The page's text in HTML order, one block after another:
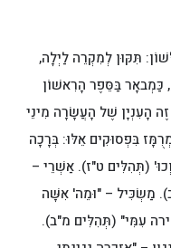
תִּקּוּן לְמִקְרֵה לַיְלָה,
כַּמְבאָר בַּסֵּפֶר הָרִאשׁוֹן
זֶה הָעִנְיָן שֶׁל הָעֲשָׂרָה מִינֵי
בִּפְסוּקִים אֵלּוּ: בְּרָכָה
(תְּהִלִּים ט"ז). אַשְׁרֵי –
מַשְׂכִּיל – "וּמֵה' אִשָּׁה
עִמִּי" (תְּהִלִּים מ"ב).